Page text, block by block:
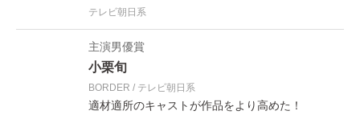
テレビ朝日系
主演男優賞
小栗旬
BORDER テレビ朝日系
適材適所のキャストが作品をより高めた！